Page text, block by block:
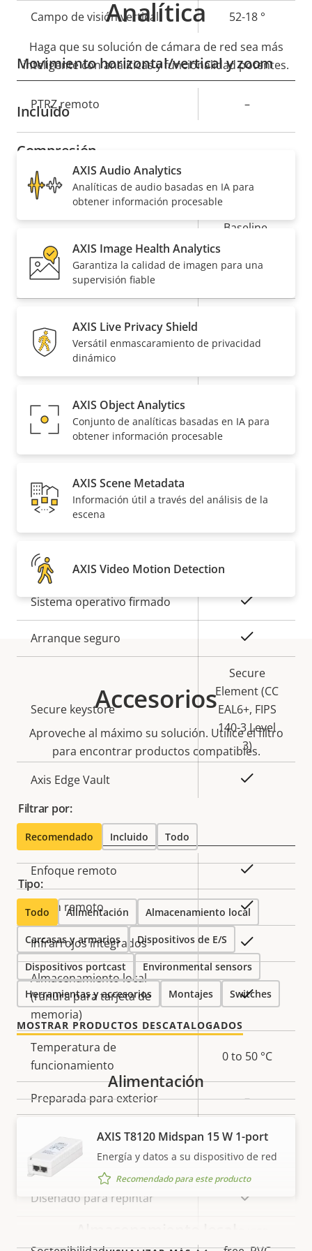
Campo de visión vertical 52-18 °
Movimiento horizontal/vertical y zoom
Descripción
PTRZ remoto –
Compresión
Descripción
Valor de
la
Zipstream
Baseline,
High, Main
H.265
Audio
de
propiedad
la
propiedad
Micrófono integrado –
Descripción
de
la
Clase de PoE
Seguridad
Descripción
de
propiedad
Valor de
la
Sistema operativo firmado Sí
Arranque seguro
Secure keystore
Secure
Element (CC
EAL6+, FIPS
140-3 Level
3)
Axis Edge Vault
General
Descripción
de
propiedad
la
propiedad
Enfoque remoto
Zoom remoto Sí
Infrarrojos integrados
Almacenamiento local
(ranura para tarjeta de
memoria)
Sí
Temperatura de
funcionamiento
0 to 50 °C
Preparada para exterior –
Clasificación de vandalismo IK10
Clasificación IP IP54
Diseñado para repintar
Analítica
Haga que su solución de cámara de red sea más
inteligente con analíticas y funcionalidad potentes.
Incluido
AXIS Audio Analytics
Analíticas de audio basadas en IA para
obtener información procesable
AXIS Image Health Analytics
Garantiza la calidad de imagen para una
supervisión fiable
AXIS Live Privacy Shield
Versátil enmascaramiento de privacidad
dinámico
AXIS Object Analytics
Conjunto de analíticas basadas en IA para
obtener información procesable
AXIS Scene Metadata
Información útil a través del análisis de la
escena
AXIS Video Motion Detection
Accesorios
Aproveche al máximo su solución. Utilice el filtro
para encontrar productos compatibles.
Filtrar por:
Recomendado Incluido Todo
Tipo:
Todo Alimentación Almacenamiento local
Carcasas y armarios Dispositivos de E/S
Dispositivos portcast Environmental sensors
Herramientas y accesorios Montajes Switches
MOSTRAR PRODUCTOS DESCATALOGADOS
Alimentación
AXIS T8120 Midspan 15 W 1-port
Energía y datos a su dispositivo de red
Recomendado para este producto